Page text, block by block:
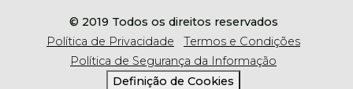
© 2019 Todos os direitos reservados
Política de Privacidade
Termos e Condições
Política de Segurança da Informação
Definição de Cookies